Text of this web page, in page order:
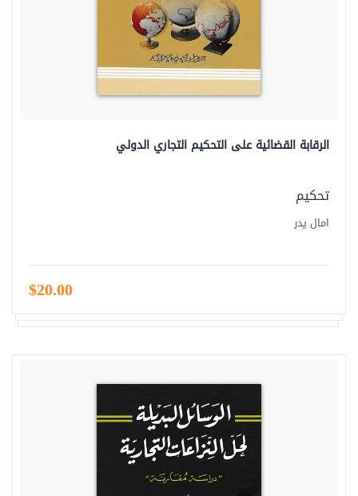
الرقابة القضائية على التحكيم التجاري الدولي
تحكيم
امال يدر
$20.00